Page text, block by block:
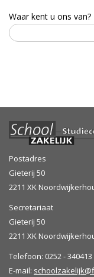
Waar kent u ons van?
Postadres
Gieterij 50
2211 XK
Secretariaat
Gieterij 50
2211 XK
Telefoon: 0252 - 340413
E-mail: